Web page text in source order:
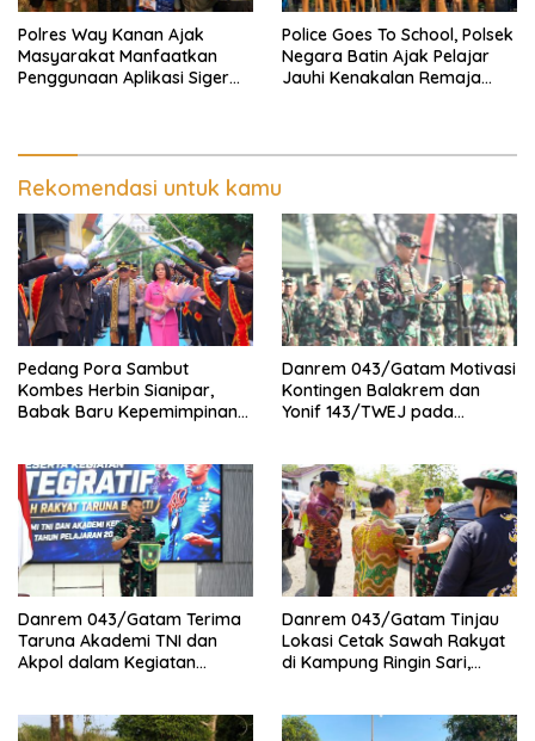
Polres Way Kanan Ajak
Masyarakat Manfaatkan
Penggunaan Aplikasi Siger
Police Goes To School, Polsek
Negara Batin Ajak Pelajar
Jauhi Kenakalan Remaja
Rekomendasi untuk kamu
Pedang Pora Sambut
Kombes Herbin Sianipar,
Babak Baru Kepemimpinan
Danrem 043/Gatam Motivasi
Kontingen Balakrem dan
Yonif 143/TWEJ pada
Danrem 043/Gatam Terima
Taruna Akademi TNI dan
Akpol dalam Kegiatan
Danrem 043/Gatam Tinjau
Lokasi Cetak Sawah Rakyat
di Kampung Ringin Sari,